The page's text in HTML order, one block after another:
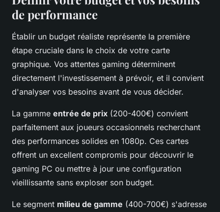
de performance
Établir un budget réaliste représente la première
étape cruciale dans le choix de votre carte
graphique. Vos attentes gaming déterminent
directement l'investissement à prévoir, et il convient
d'analyser vos besoins avant de vous décider.
La gamme entrée de prix (200-400€) convient
parfaitement aux joueurs occasionnels recherchant
des performances solides en 1080p. Ces cartes
offrent un excellent compromis pour découvrir le
gaming PC ou mettre à jour une configuration
vieillissante sans exploser son budget.
Le segment milieu de gamme (400-700€) s'adresse